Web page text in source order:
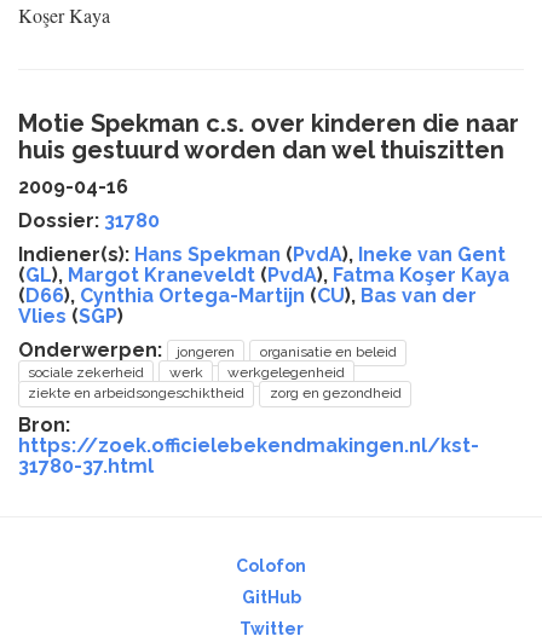
Koşer Kaya
Motie Spekman c.s. over kinderen die naar
huis gestuurd worden dan wel thuiszitten
2009-04-16
Dossier: 31780
Indiener(s): Hans Spekman (PvdA), Ineke van Gent
(GL), Margot Kraneveldt (PvdA), Fatma Koşer Kaya
(D66), Cynthia Ortega-Martijn (CU), Bas van der
Vlies (SGP)
Onderwerpen:
jongeren
organisatie en beleid
sociale zekerheid
werk
werkgelegenheid
ziekte en arbeidsongeschiktheid
zorg en gezondheid
Bron:
https://zoek.officielebekendmakingen.nl/kst-
31780-37.html
Colofon
GitHub
Twitter